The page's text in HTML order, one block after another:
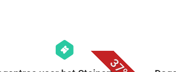
hexagon
events